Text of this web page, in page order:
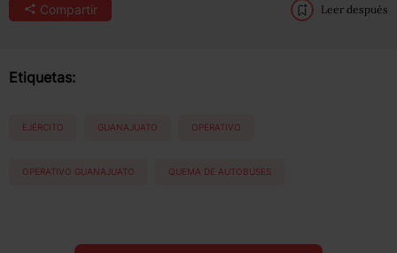
Compartir Leer después
Etiquetas:
EJÉRCITO GUANAJUATO OPERATIVO
OPERATIVO GUANAJUATO QUEMA DE AUTOBUSES